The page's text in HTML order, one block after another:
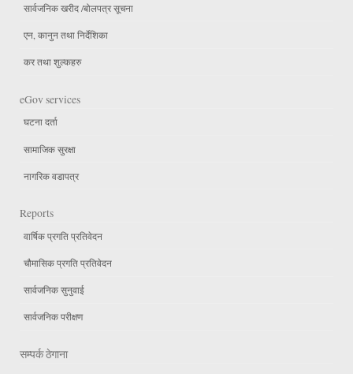
सार्वजनिक खरीद /बोलपत्र सूचना
एन, कानुन तथा निर्देशिका
कर तथा शुल्कहरु
eGov services
घटना दर्ता
सामाजिक सुरक्षा
नागरिक वडापत्र
Reports
वार्षिक प्रगति प्रतिवेदन
चौमासिक प्रगति प्रतिवेदन
सार्वजनिक सुनुवाई
सार्वजनिक परीक्षण
सम्पर्क ठेगाना